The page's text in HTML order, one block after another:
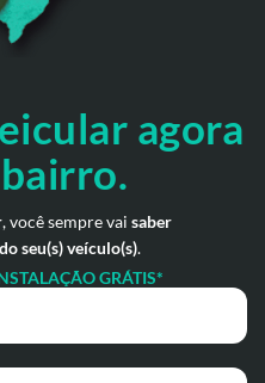
agora
, você sempre vai saber
seu(s) veículo(s).
GRÁTIS*